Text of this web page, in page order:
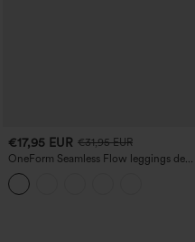
€17,95 EUR €31,95 EUR
OneForm Seamless Flow leggings de
yoga de talle alto con control abdominal
y realce de glúteos